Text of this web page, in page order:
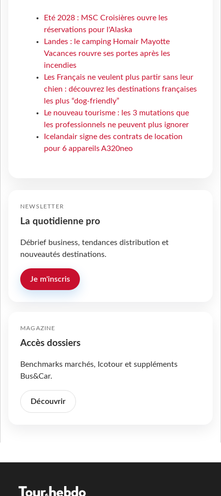
Eté 2028 : MSC Croisières ouvre les
réservations pour l'Alaska
Landes : le camping Homair Mayotte
Vacances rouvre ses portes après les
incendies
Les Français ne veulent plus partir sans leur
chien : découvrez les destinations françaises
les plus “dog-friendly”
Le nouveau tourisme : les 3 mutations que
les professionnels ne peuvent plus ignorer
Icelandair signe des contrats de location
pour 6 appareils A320neo
NEWSLETTER
La quotidienne pro
Débrief business, tendances distribution et
nouveautés destinations.
Je m'inscris
MAGAZINE
Accès dossiers
Benchmarks marchés, Icotour et suppléments
Bus&Car.
Découvrir